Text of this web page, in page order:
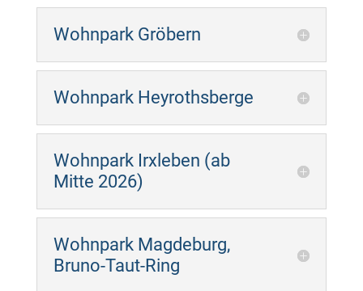
Wohnpark Gröbern
Wohnpark Heyrothsberge
Wohnpark Irxleben (ab
Mitte 2026)
Wohnpark Magdeburg,
Bruno-Taut-Ring